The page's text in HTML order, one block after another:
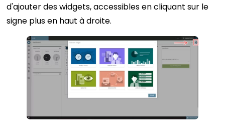
d'ajouter des widgets, accessibles en cliquant sur le
signe plus en haut à droite.